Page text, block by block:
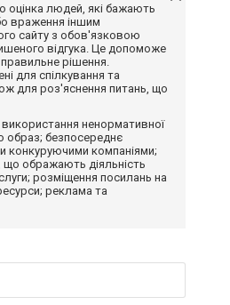
оцінка людей, які бажають
враження іншим
сайту з обов'язковою
відгука. Це допоможе
рішення.
для спілкування та
для роз'яснення питань, що
використання ненормативної
образ; безпосереднє
конкуруючими компаніями;
що ображають діяльність
розміщення посилань на
реклама та